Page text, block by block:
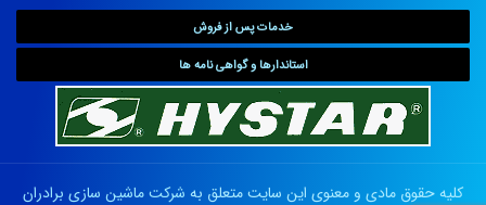
خدمات پس از فروش
استاندارها و گواهی نامه ها
کلیه حقوق مادی و معنوی این سایت متعلق به شرکت ماشین سازی برادران